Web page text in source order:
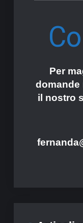
Per
domande
il nostro